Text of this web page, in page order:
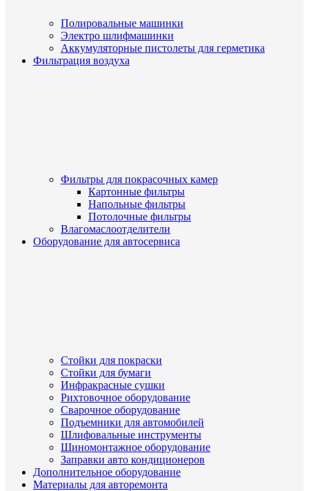
Полировальные машинки
Электро шлифмашинки
Аккумуляторные пистолеты для герметика
Фильтрация воздуха
Фильтры для покрасочных камер
Картонные фильтры
Напольные фильтры
Потолочные фильтры
Влагомаслоотделители
Оборудование для автосервиса
Стойки для покраски
Стойки для бумаги
Инфракрасные сушки
Рихтовочное оборудование
Сварочное оборудование
Подъемники для автомобилей
Шлифовальные инструменты
Шиномонтажное оборудование
Заправки авто кондиционеров
Дополнительное оборудование
Материалы для авторемонта